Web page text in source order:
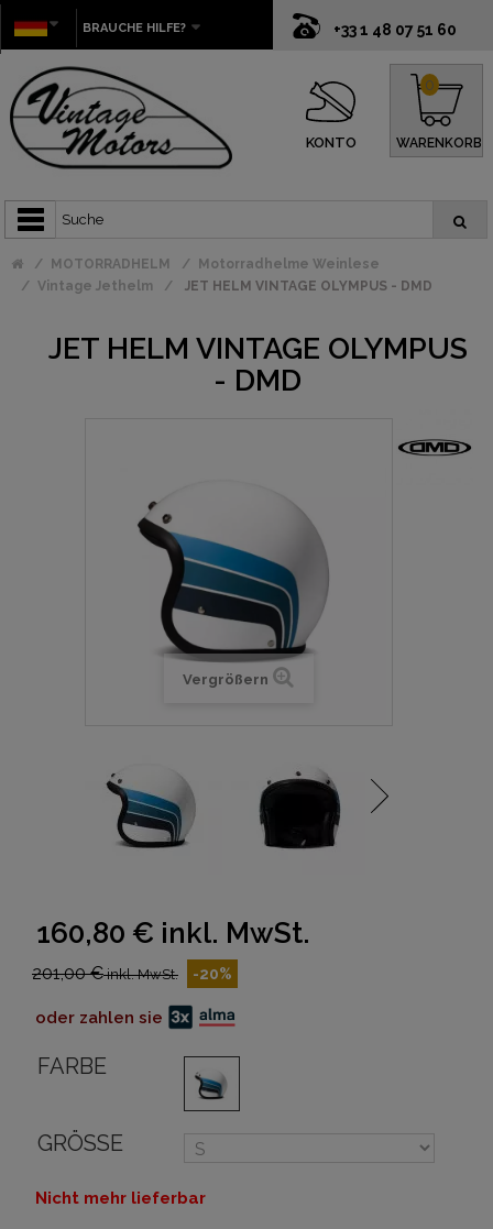
+33 1 48 07 51 60
BRAUCHE HILFE?
KONTO WARENKORB
0
MOTORRADHELM
Motorradhelme Weinlese
Vintage Jethelm
JET HELM VINTAGE OLYMPUS - DMD
JET HELM VINTAGE OLYMPUS
- DMD
Vergrößern
160,80 € inkl. MwSt.
201,00 €inkl. MwSt. -20%
oder zahlen sie
FARBE
GRÖSSE
Nicht mehr lieferbar